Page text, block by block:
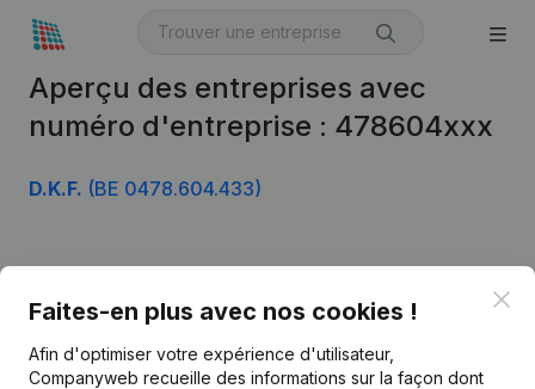
Aperçu des entreprises avec
numéro d'entreprise : 478604xxx
D.K.F. (BE 0478.604.433)
Faites-en plus avec nos cookies !
Afin d'optimiser votre expérience d'utilisateur,
Companyweb recueille des informations sur la façon dont
Français
Informations d’entreprise
Monitoring